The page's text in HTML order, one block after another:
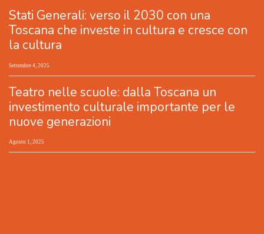
Stati Generali: verso il 2030 con una
Toscana che investe in cultura e cresce con
la cultura
Settembre 4, 2025
Teatro nelle scuole: dalla Toscana un
investimento culturale importante per le
nuove generazioni
Agosto 1, 2025